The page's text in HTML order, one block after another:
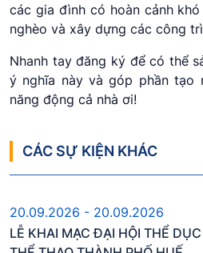
các gia đình có hoàn cảnh
nghèo và xây dựng các công
Nhanh tay đăng ký để có thể
ý nghĩa này và góp phần tạo
năng động cả nhà ơi!
CÁC SỰ KIỆN KHÁC
Sự kiện sắp diễn ra
20.09.2026 - 20.09.2026
LỄ KHAI MẠC ĐẠI HỘI THỂ DỤC